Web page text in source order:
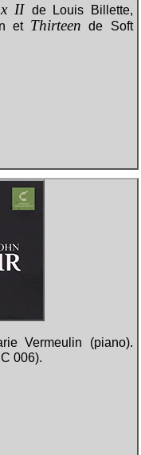
II de Louis Billette,
et Thirteen de Soft
Vermeulin (piano).
006).